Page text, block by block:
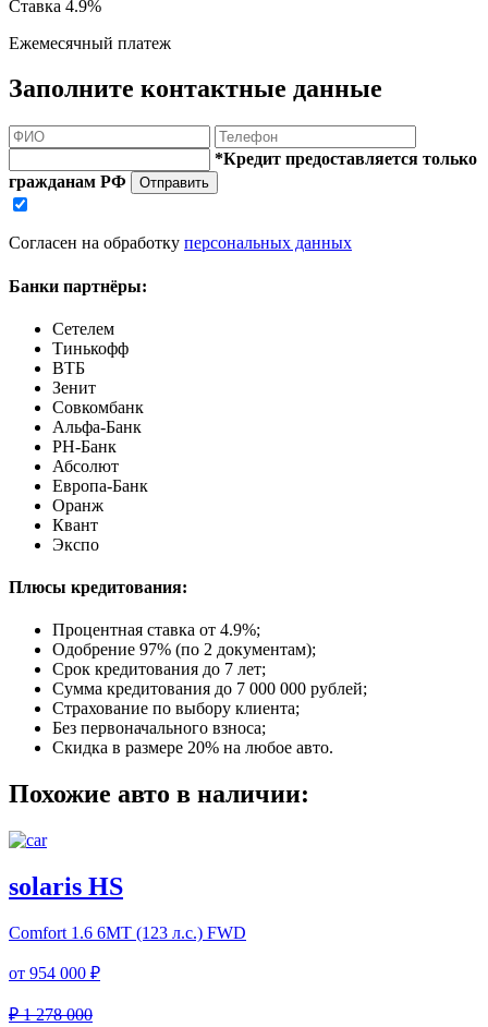
Ставка 4.9%
Ежемесячный платеж
Заполните контактные данные
*Кредит предоставляется только
гражданам РФ
Отправить
Согласен на обработку персональных данных
Банки партнёры:
Сетелем
Тинькофф
ВТБ
Зенит
Совкомбанк
Альфа-Банк
РН-Банк
Абсолют
Европа-Банк
Оранж
Квант
Экспо
Плюсы кредитования:
Процентная ставка от 4.9%;
Одобрение 97% (по 2 документам);
Срок кредитования до 7 лет;
Сумма кредитования до 7 000 000 рублей;
Страхование по выбору клиента;
Без первоначального взноса;
Скидка в размере 20% на любое авто.
Похожие авто в наличии:
solaris HS
Comfort 1.6 6MT (123 л.с.) FWD
от 954 000 ₽
₽ 1 278 000